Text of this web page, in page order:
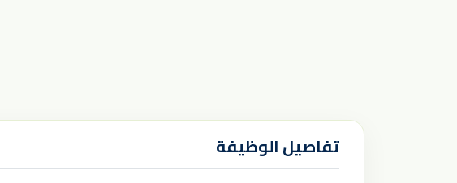
تفاصيل الوظيفة